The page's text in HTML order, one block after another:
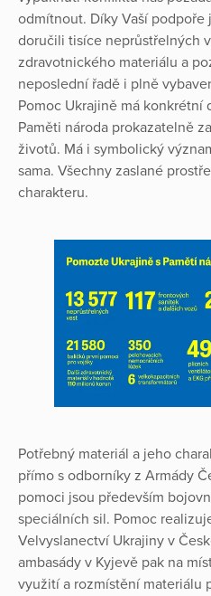
odmítnout. Díky Vaší podpoře
doručili tisíce neprůstřelných
zdravotnického materiálu a
neposlední řadě i plně
Pomoc Ukrajině má konkrétní
Paměti národa prokazatelně
životů. Má i symbolický
sama. Všechny zaslané
charakteru.
Potřebný materiál a jeho
přímo s odborníky z Armády
pomoci jsou především
speciálních sil. Pomoc
Velvyslanectví Ukrajiny v
ambasády v Kyjevě pak na
využití a rozmístění materiálu